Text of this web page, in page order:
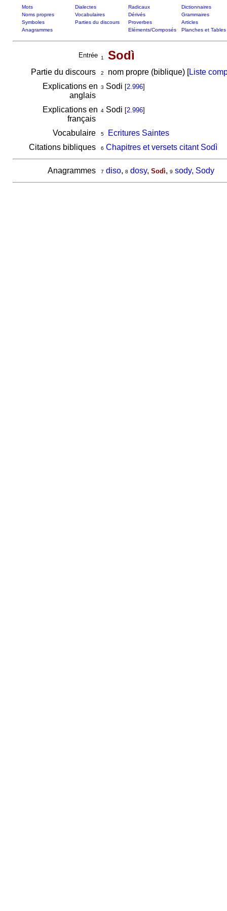
Mots Dialectes Radicaux
Dictionnaires
Noms propres
Vocabulaires Dérivés
Grammaires
Symboles
Parties du discours Proverbes
Articles
Anagrammes
Eléments/Composés Planches et Tables
Entrée 1 Sodì
Partie du discours 2 nom propre (biblique) [Liste
Explications en
anglais
3 Sodi [2.996]
Explications en
français
4Sodi [2.996]
Vocabulaire 5
Ecritures Saintes
Citations bibliques
6 Chapitres et versets citant Sodì
Anagrammes 7 diso, 8 dosy, Sodì, 9 sody, Sody